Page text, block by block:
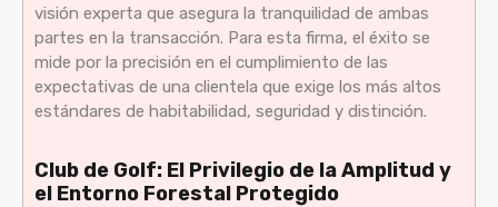
visión experta que asegura la tranquilidad de ambas
partes en la transacción. Para esta firma, el éxito se
mide por la precisión en el cumplimiento de las
expectativas de una clientela que exige los más altos
estándares de habitabilidad, seguridad y distinción.
Club de Golf: El Privilegio de la Amplitud y
el Entorno Forestal Protegido